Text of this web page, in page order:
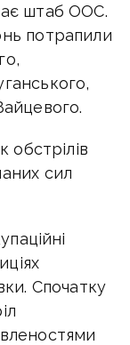
штаб ООС.
потрапили
обстрілів
сил
Спочатку